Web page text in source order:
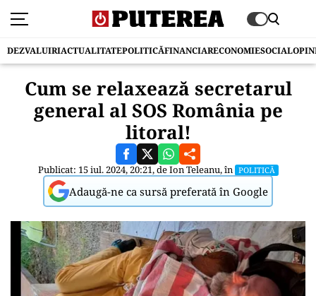
DEZVALUIRIACTUALITATEPOLITICĂFINANCIARECONOMIESOCIAL
Cum se relaxează secretarul
general al SOS România pe
litoral!
Publicat: 15 iul. 2024, 20:21, deIon Teleanu, în POLITICĂ
Adaugă-ne ca sursă preferată în Google